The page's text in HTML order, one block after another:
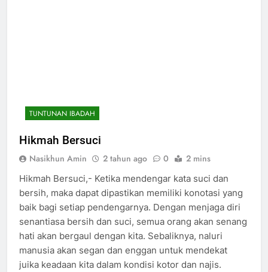
TUNTUNAN IBADAH
Hikmah Bersuci
Nasikhun Amin 2 tahun ago 0 2 mins
Hikmah Bersuci,- Ketika mendengar kata suci dan
bersih, maka dapat dipastikan memiliki konotasi yang
baik bagi setiap pendengarnya. Dengan menjaga diri
senantiasa bersih dan suci, semua orang akan senang
hati akan bergaul dengan kita. Sebaliknya, naluri
manusia akan segan dan enggan untuk mendekat
juika keadaan kita dalam kondisi kotor dan najis.